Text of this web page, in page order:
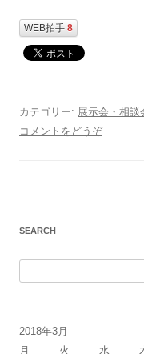
WEB拍手 8
カテゴリー: 展示会・相談
コメントをどうぞ
SEARCH
2018年3月
月
火 水